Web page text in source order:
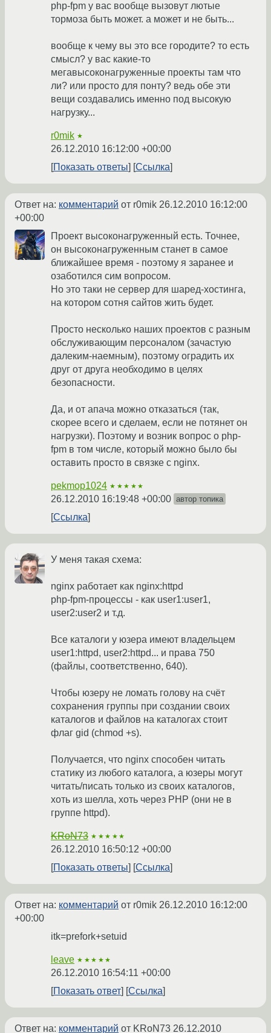
php-fpm у вас вообще вызовут лютые
тормоза быть может. а может и не быть...
вообще к чему вы это все городите? то есть
смысл? у вас какие-то
мегавысоконагруженные проекты там что
ли? или просто для понту? ведь обе эти
вещи создавались именно под высокую
нагрузку...
r0mik ★
26.12.2010 16:12:00 +00:00
Показать ответы
Ссылка
Ответ на: комментарий от r0mik 26.12.2010 16:12:00
+00:00
Проект высоконагруженный есть. Точнее,
он высоконагруженным станет в самое
ближайшее время - поэтому я заранее и
озаботился сим вопросом.
Но это таки не сервер для шаред-хостинга,
на котором сотня сайтов жить будет.
Просто несколько наших проектов с разным
обслуживающим персоналом (зачастую
далеким-наемным), поэтому оградить их
друг от друга необходимо в целях
безопасности.
Да, и от апача можно отказаться (так,
скорее всего и сделаем, если не потянет он
нагрузки). Поэтому и возник вопрос о php-
fpm в том числе, который можно было бы
оставить просто в связке с nginx.
pekmop1024 ★★★★★
26.12.2010 16:19:48 +00:00 автор топика
Ссылка
У меня такая схема:
nginx работает как nginx:httpd
php-fpm-процессы - как user1:user1,
user2:user2 и т.д.
Все каталоги у юзера имеют владельцем
user1:httpd, user2:httpd... и права 750
(файлы, соответственно, 640).
Чтобы юзеру не ломать голову на счёт
сохранения группы при создании своих
каталогов и файлов на каталогах стоит
флаг gid (chmod +s).
Получается, что nginx способен читать
статику из любого каталога, а юзеры могут
читать/писать только из своих каталогов,
хоть из шелла, хоть через PHP (они не в
группе httpd).
KRoN73 ★★★★★
26.12.2010 16:50:12 +00:00
Показать ответы
Ссылка
Ответ на: комментарий от r0mik 26.12.2010 16:12:00
+00:00
itk=prefork+setuid
leave ★★★★★
26.12.2010 16:54:11 +00:00
Показать ответ
Ссылка
Ответ на: комментарий от KRoN73 26.12.2010